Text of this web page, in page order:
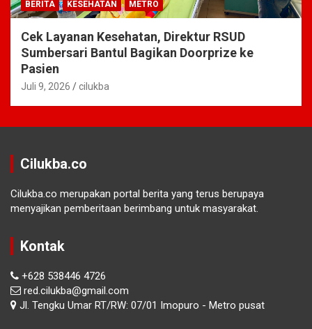
BERITA KESEHATAN METRO
Cek Layanan Kesehatan, Direktur RSUD
Sumbersari Bantul Bagikan Doorprize ke
Pasien
Juli 9, 2026 cilukba
Cilukba.co
Cilukba.co merupakan portal berita yang terus berupaya
menyajikan pemberitaan berimbang untuk masyarakat.
Kontak
+628 538446 4726
red.cilukba@gmail.com
Jl. Tengku Umar RT/RW: 07/01 Imopuro - Metro pusat